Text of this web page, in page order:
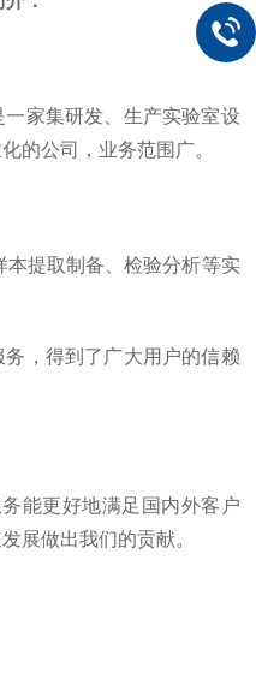
一家集研发、生产实验室设
的公司，业务范围广。
提取制备、检验分析等实
，得到了广大用户的信赖
能更好地满足国内外客户
展做出我们的贡献。